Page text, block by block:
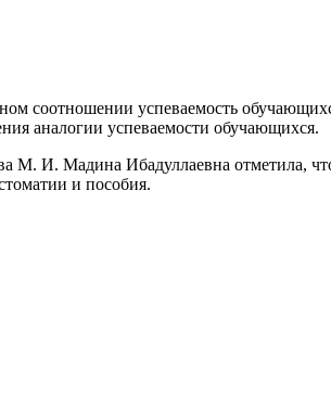
соотношении успеваемость
аналогии успеваемости обучающихся.
М. И. Мадина Ибадуллаевна отметила,
и пособия.